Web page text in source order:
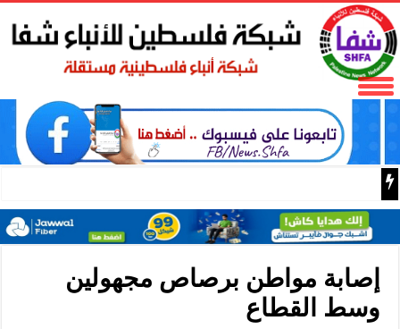
إصابة مواطن برصاص مجهولين
وسط القطاع